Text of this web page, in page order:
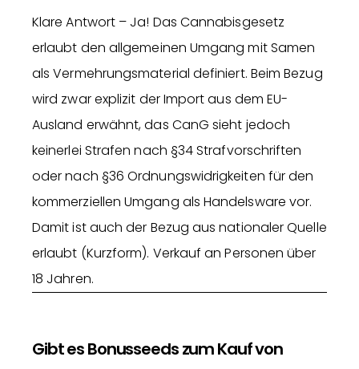
Klare Antwort – Ja! Das Cannabisgesetz
erlaubt den allgemeinen Umgang mit Samen
als Vermehrungsmaterial definiert. Beim Bezug
wird zwar explizit der Import aus dem EU-
Ausland erwähnt, das CanG sieht jedoch
keinerlei Strafen nach §34 Strafvorschriften
oder nach §36 Ordnungswidrigkeiten für den
kommerziellen Umgang als Handelsware vor.
Damit ist auch der Bezug aus nationaler Quelle
erlaubt (Kurzform). Verkauf an Personen über
18 Jahren.
Gibt es Bonusseeds zum Kauf von